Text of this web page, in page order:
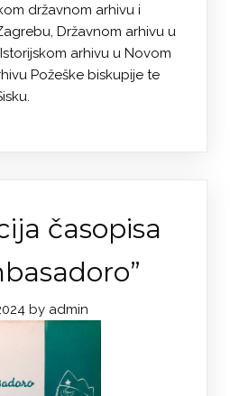
državnom arhivu i
Državnom arhivu u
arhivu u Novom
Požeške biskupije te
časopisa
by admin